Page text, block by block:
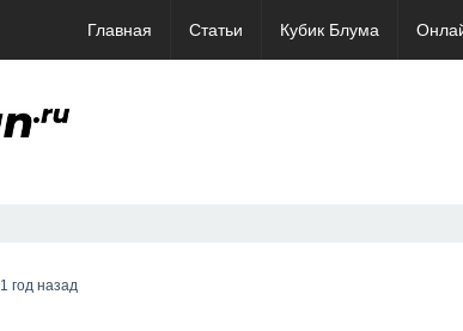
Главная Статьи Кубик Блума
1 год назад